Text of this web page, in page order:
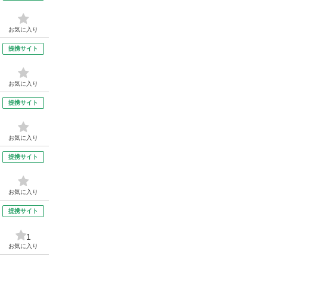
お気に入り
提携サイト
お気に入り
提携サイト
お気に入り
提携サイト
お気に入り
提携サイト
1
お気に入り